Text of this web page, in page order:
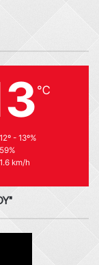
℃
12º - 13º%
59%
1.6 km/h